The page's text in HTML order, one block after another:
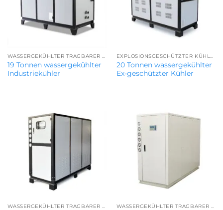
WASSERGEKÜHLTER TRAGBARER KÜHLER
19 Tonnen wassergekühlter
Industriekühler
EXPLOSIONSGESCHÜTZTER KÜHLER
20 Tonnen wassergekühlter
Ex-geschützter Kühler